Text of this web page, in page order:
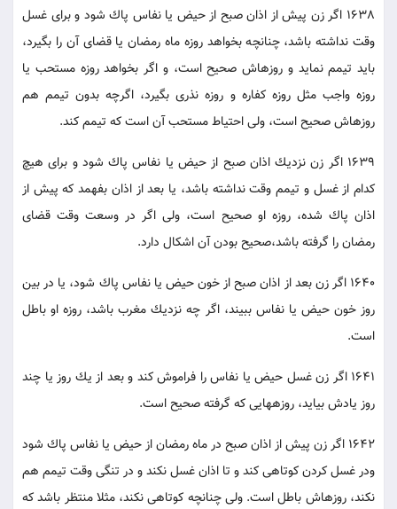
1638 اگر زن پيش از اذان صبح از حيض يا نفاس پاك شود و براى غسل
وقت نداشته باشد، چنانچه بخواهد روزه ماه رمضان يا قضاى آن را بگيرد،
بايد تيمم نمايد و روزه‏اش صحيح است، و اگر بخواهد روزه مستحب يا
روزه واجب مثل روزه كفاره و روزه نذرى بگيرد، اگرچه بدون تيمم هم
روزه‏اش صحيح است، ولى احتياط مستحب آن است كه تيمم كند.
1639 اگر زن نزديك اذان صبح از حيض يا نفاس پاك شود و براى هيچ
كدام از غسل و تيمم وقت نداشته باشد، يا بعد از اذان بفهمد كه پيش از
اذان پاك شده، روزه او صحيح است، ولى اگر در وسعت وقت قضاى
رمضان را گرفته باشد،صحيح بودن آن اشكال دارد.
1640 اگر زن بعد از اذان صبح از خون حيض يا نفاس پاك شود، يا در بين
روز خون حيض يا نفاس ببيند، اگر چه نزديك مغرب باشد، روزه او باطل
است.
1641 اگر زن غسل حيض يا نفاس را فراموش كند و بعد از يك روز يا چند
روز يادش بيايد، روزه‏هايى كه گرفته صحيح است.
1642 اگر زن پيش از اذان صبح در ماه رمضان از حيض يا نفاس پاك شود
ودر غسل كردن كوتاهى كند و تا اذان غسل نكند و در تنگى وقت تيمم هم
نكند، روزه‏اش باطل است. ولى چنانچه كوتاهى نكند، مثلا منتظر باشد كه